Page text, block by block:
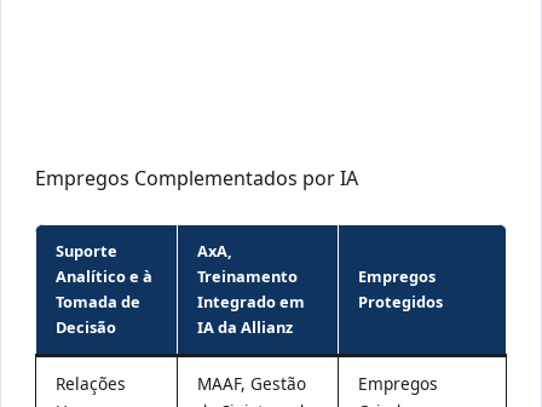
Empregos Complementados por IA
Suporte
Analítico e à
Tomada de
Decisão
AxA,
Treinamento
Integrado em
IA da Allianz
Empregos
Protegidos
Relações
MAAF, Gestão
Empregos